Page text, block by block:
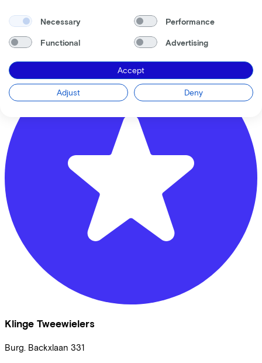
Plakhorstweg
7008 AT
Klinge Tweewielers
Burg. Backxlaan 331
Necessary Performance
Functional Advertising
Accept
Adjust Deny